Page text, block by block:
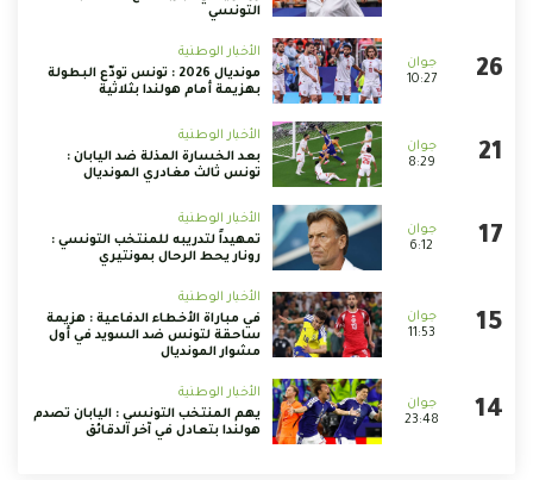
التونسي
10:27
الأخبار الوطنية
مونديال 2026 : تونس تودّع البطولة
بهزيمة أمام هولندا بثلاثية
8:29
الأخبار الوطنية
بعد الخسارة المذلة ضد اليابان :
تونس ثالث مغادري المونديال
6:12
الأخبار الوطنية
تمهيداً لتدريبه للمنتخب التونسي :
رونار يحط الرحال بمونتيري
11:53
الأخبار الوطنية
في مباراة الأخطاء الدفاعية : هزيمة
ساحقة لتونس ضد السويد في أول
مشوار المونديال
23:48
الأخبار الوطنية
يهم المنتخب التونسي : اليابان تصدم
هولندا بتعادل في آخر الدقائق